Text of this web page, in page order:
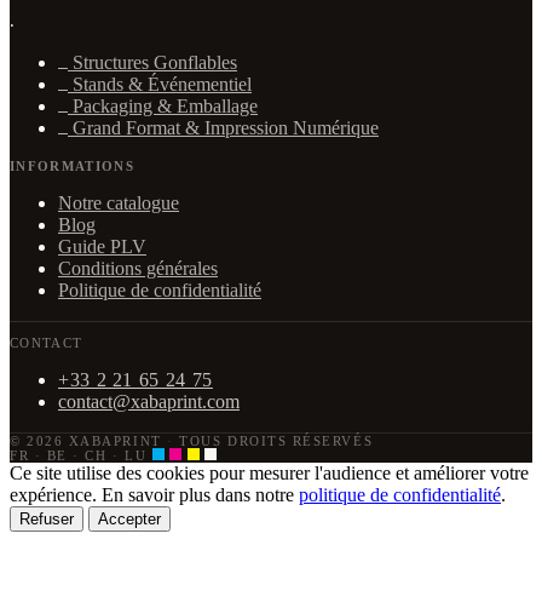
·
Structures Gonflables
Stands & Événementiel
Packaging & Emballage
Grand Format & Impression Numérique
INFORMATIONS
Notre catalogue
Blog
Guide PLV
Conditions générales
Politique de confidentialité
CONTACT
+33 2 21 65 24 75
contact@xabaprint.com
© 2026 XABAPRINT ·
TOUS DROITS RÉSERVÉS
FR · BE · CH · LU
Ce site utilise des cookies pour mesurer l'audience et améliorer votre
expérience. En savoir plus dans notre politique de confidentialité.
Refuser Accepter